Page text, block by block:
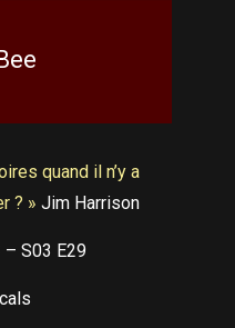
quand il n’y a
? » Jim Harrison
– S03 E29